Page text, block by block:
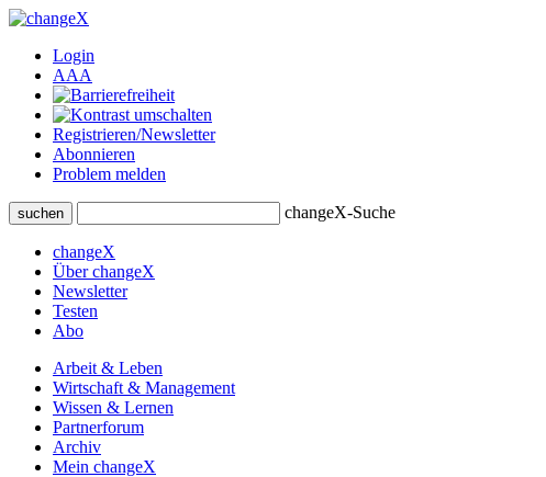
Login
AAA
Registrieren/Newsletter
Abonnieren
Problem melden
suchen changeX-Suche
changeX
Über changeX
Newsletter
Testen
Abo
Arbeit & Leben
Wirtschaft & Management
Wissen & Lernen
Partnerforum
Archiv
Mein changeX